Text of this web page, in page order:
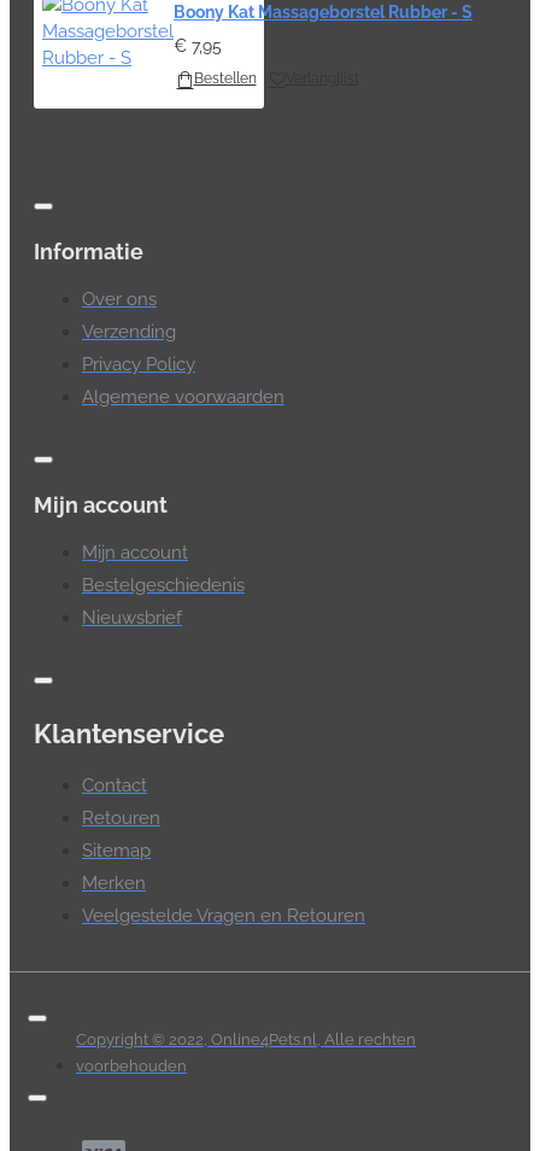
Boony Kat Massageborstel Rubber - S
€ 7,95
Bestellen
Informatie
Over ons
Verzending
Privacy Policy
Algemene voorwaarden
Mijn account
Mijn account
Bestelgeschiedenis
Nieuwsbrief
Klantenservice
Contact
Retouren
Sitemap
Merken
Veelgestelde Vragen en Retouren
Copyright © 2022, Online4Pets.nl, Alle rechten
voorbehouden